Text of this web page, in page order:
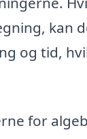
kan
og tid,
for